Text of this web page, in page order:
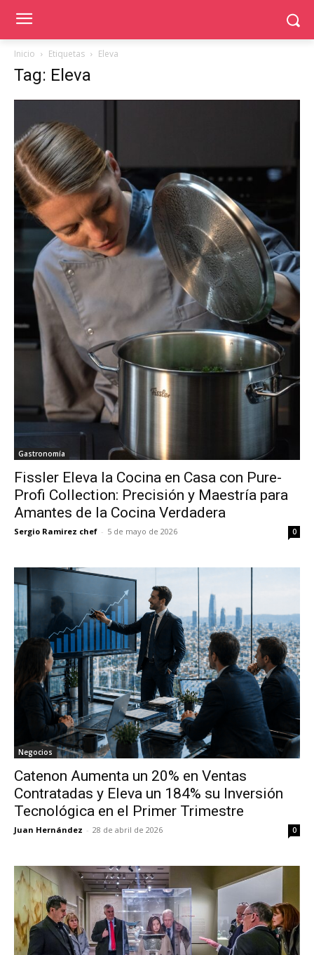
Inicio Etiquetas Eleva
Tag: Eleva
Gastronomía
Fissler Eleva la Cocina en Casa con Pure-
Profi Collection: Precisión y Maestría para
Amantes de la Cocina Verdadera
Sergio Ramirez chef - 5 de mayo de 2026 0
Negocios
Catenon Aumenta un 20% en Ventas
Contratadas y Eleva un 184% su Inversión
Tecnológica en el Primer Trimestre
Juan Hernández - 28 de abril de 2026 0